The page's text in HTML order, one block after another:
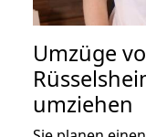
Umzüge
umziehen